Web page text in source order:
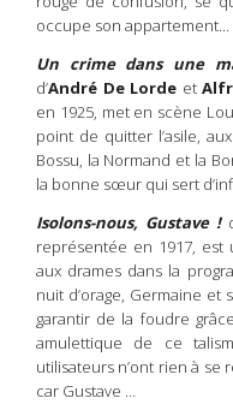
occupe son appartement…
Un crime dans une
d’André De Lorde et
en 1925, met en scène
point de quitter l’asile,
Bossu, la Normand et la
la bonne sœur qui sert
Isolons-nous, Gustave !
représentée en 1917,
aux drames dans la
nuit d’orage, Germaine
garantir de la foudre
amulettique de ce
utilisateurs n’ont rien à se
car Gustave …